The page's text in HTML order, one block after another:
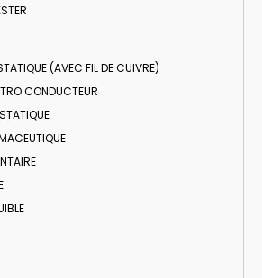
(AVEC FIL DE CUIVRE)
CONDUCTEUR